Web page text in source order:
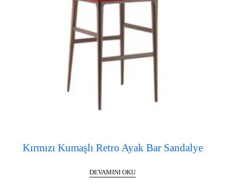
Kırmızı Kumaşlı Retro Ayak Bar Sandalye
DEVAMINI OKU